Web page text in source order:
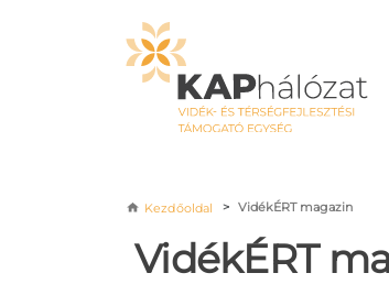
Morzsa
Kezdőoldal VidékÉRT magazin
VidékÉRT